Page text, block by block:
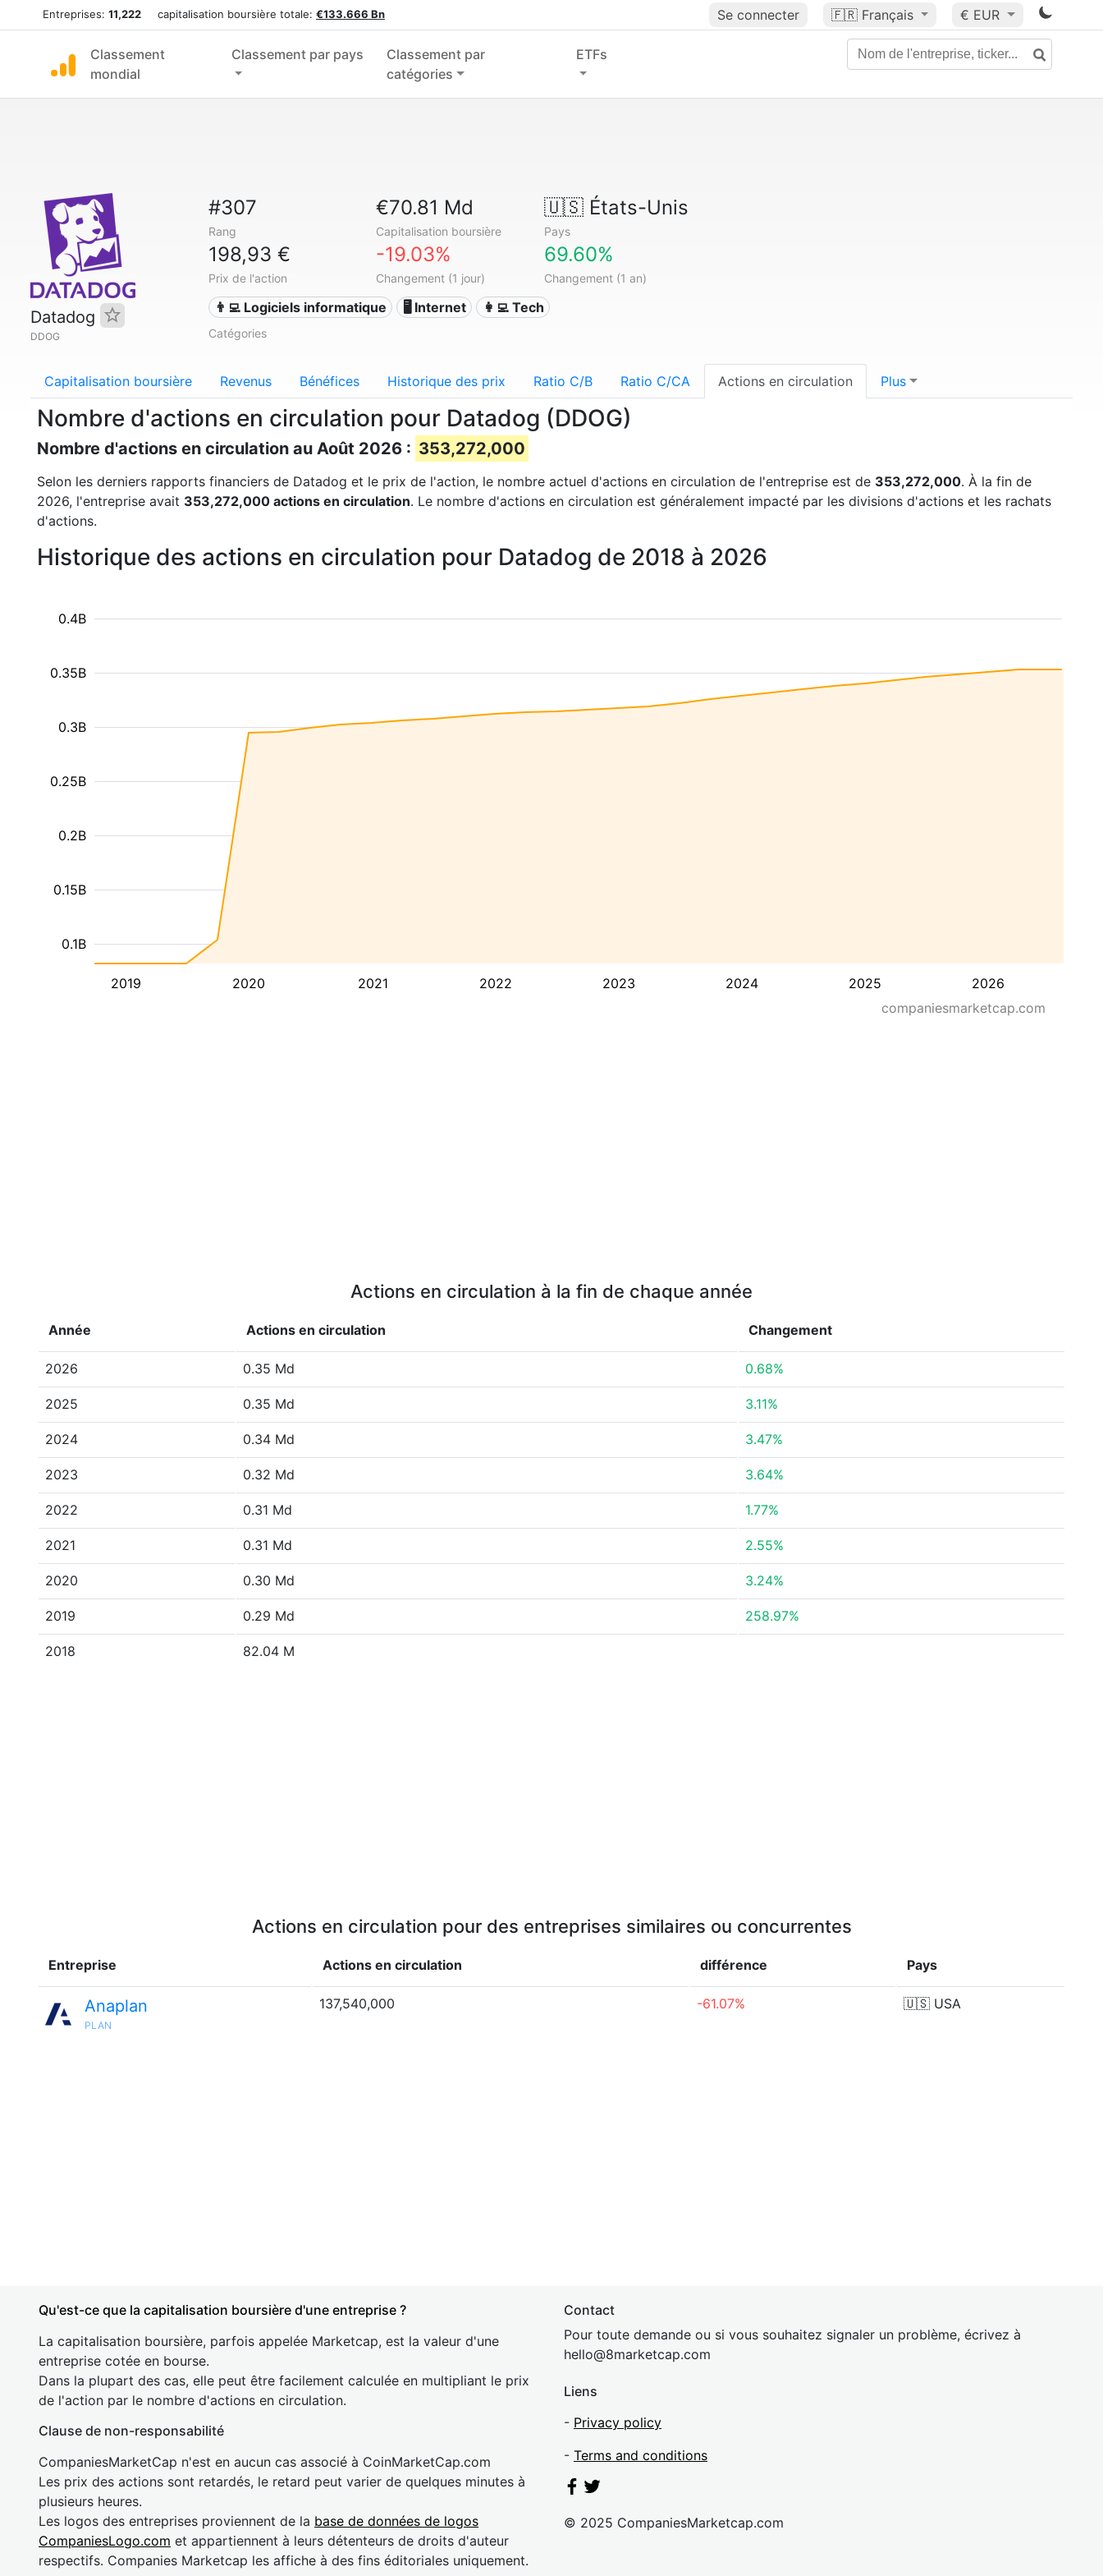
Entreprises: 11,222 capitalisation boursière totale: €133.666 Bn Se connecter 🇫🇷 Français € EUR
Classement
mondial
Classement par pays
Classement par
catégories
ETFs
Datadog
DDOG
#307
Rang
€70.81 Md
Capitalisation boursière
🇺🇸États-Unis
Pays
198,93 €
Prix de l'action
-19.03%
Changement (1 jour)
69.60%
Changement (1 an)
👨‍💻 Logiciels informatique 🖥️ Internet 👩‍💻 Tech
Catégories
Capitalisation boursière Revenus Bénéfices Historique des prix Ratio C/B Ratio C/CA Actions en circulation Plus
Nombre d'actions en circulation pour Datadog (DDOG)
Nombre d'actions en circulation au Août 2026 : 353,272,000
Selon les derniers rapports financiers de Datadog et le prix de l'action, le nombre actuel d'actions en circulation de l'entreprise est de 353,272,000. À la fin de
2026, l'entreprise avait 353,272,000 actions en circulation. Le nombre d'actions en circulation est généralement impacté par les divisions d'actions et les rachats
d'actions.
Historique des actions en circulation pour Datadog de 2018 à 2026
2019 2020 2021 2022 2023 2024 2025 2026
0.1B
0.15B
0.2B
0.25B
0.3B
0.35B
0.4B
companiesmarketcap.com
Actions en circulation à la fin de chaque année
Année Actions en circulation Changement
2026 0.35 Md 0.68%
2025 0.35 Md 3.11%
2024 0.34 Md 3.47%
2023 0.32 Md 3.64%
2022 0.31 Md 1.77%
2021 0.31 Md 2.55%
2020 0.30 Md 3.24%
2019 0.29 Md 258.97%
2018 82.04 M
Actions en circulation pour des entreprises similaires ou concurrentes
Entreprise Actions en circulation différence Pays
Anaplan
PLAN
137,540,000 -61.07% 🇺🇸 USA
Qu'est-ce que la capitalisation boursière d'une entreprise ?
La capitalisation boursière, parfois appelée Marketcap, est la valeur d'une
entreprise cotée en bourse.
Dans la plupart des cas, elle peut être facilement calculée en multipliant le prix
de l'action par le nombre d'actions en circulation.
Clause de non-responsabilité
CompaniesMarketCap n'est en aucun cas associé à CoinMarketCap.com
Les prix des actions sont retardés, le retard peut varier de quelques minutes à
plusieurs heures.
Les logos des entreprises proviennent de la base de données de logos
CompaniesLogo.com et appartiennent à leurs détenteurs de droits d'auteur
respectifs. Companies Marketcap les affiche à des fins éditoriales uniquement.
Contact
Pour toute demande ou si vous souhaitez signaler un problème, écrivez à
hello@8marketcap.com
Liens
- Privacy policy
- Terms and conditions
© 2025 CompaniesMarketcap.com